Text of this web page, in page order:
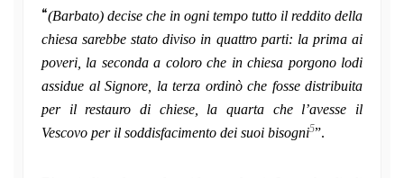
“(Barbato) decise che in ogni tempo tutto il reddito della
chiesa sarebbe stato diviso in quattro parti: la prima ai
poveri, la seconda a coloro che in chiesa porgono lodi
assidue al Signore, la terza ordinò che fosse distribuita
per il restauro di chiese, la quarta che l’avesse il
Vescovo per il soddisfacimento dei suoi bisogni5”.